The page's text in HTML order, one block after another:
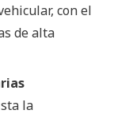
con el
de alta
la